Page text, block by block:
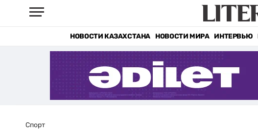
НОВОСТИ КАЗАХСТАНА НОВОСТИ МИРА ИНТЕРВЬЮ
Спорт